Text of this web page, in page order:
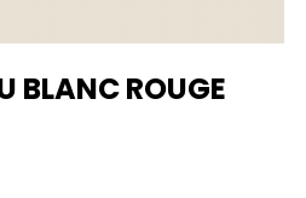
BLANC ROUGE